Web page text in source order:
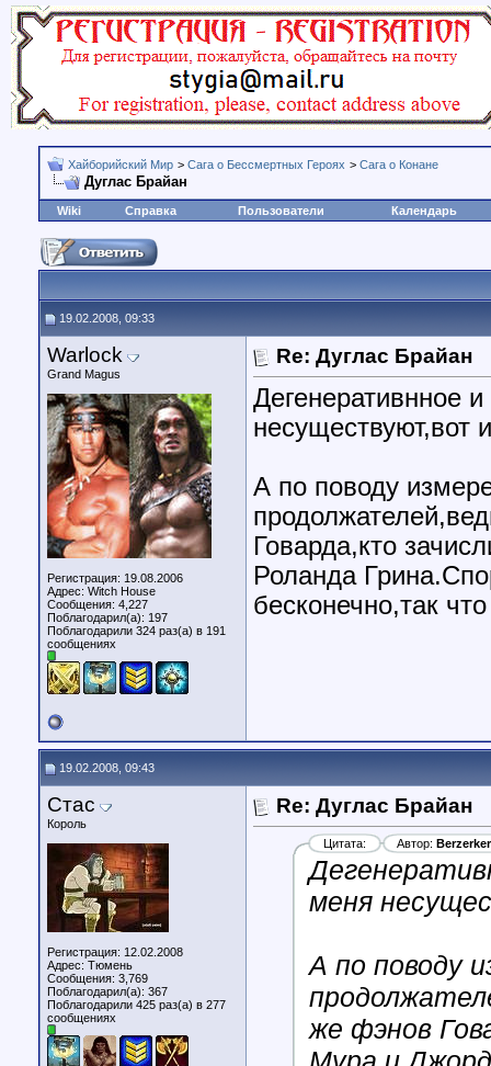
Хайборийский Мир > Сага о Бессмертных Героях > Сага о Конане
Дуглас Брайан
Wiki Справка Пользователи Календарь
19.02.2008, 09:33
Warlock
Grand Magus
Регистрация: 19.08.2006
Адрес: Witch House
Сообщения: 4,227
Поблагодарил(а): 197
Поблагодарили 324 раз(а) в 191
сообщениях
Re: Дуглас Брайан
Дегенеративнное
несуществуют,вот
А по поводу
Говарда,кто
Роланда
бесконечно,так
19.02.2008, 09:43
Стас
Король
Регистрация: 12.02.2008
Адрес: Тюмень
Сообщения: 3,769
Поблагодарил(а): 367
Поблагодарили 425 раз(а) в 277
сообщениях
Re: Дуглас Брайан
Цитата: Автор: Berzerker
меня
А по поводу
же фэнов